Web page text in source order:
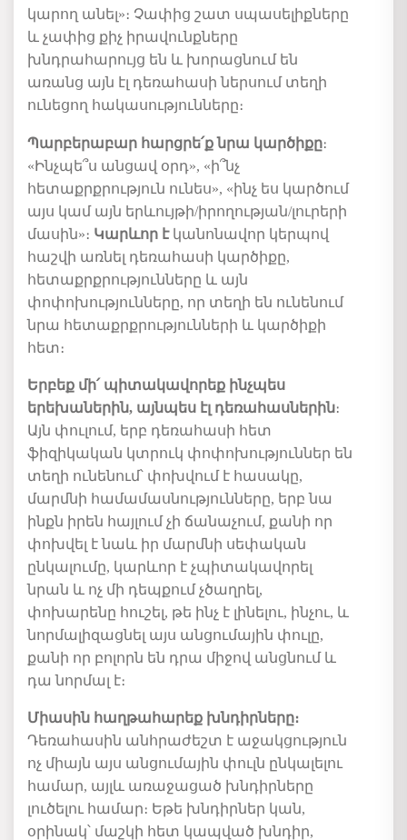
կարող անել»։ Չափից շատ սպասելիքները
և չափից քիչ իրավունքները
խնդրահարույց են և խորացնում են
առանց այն էլ դեռահասի ներսում տեղի
ունեցող հակասությունները։
Պարբերաբար հարցրե՛ք նրա կարծիքը։
«Ինչպե՞ս անցավ օրդ», « ի՞նչ
հետաքրքրություն ունես», «ինչ ես կարծում
այս կամ այն երևույթի/իրողության/լուրերի
մասին»։ Կարևոր է կանոնավոր կերպով
հաշվի առնել դեռահասի կարծիքը,
հետաքրքրությունները և այն
փոփոխությունները, որ տեղի են ունենում
նրա հետաքրքրությունների և կարծիքի
հետ։
Երբեք մի՛ պիտակավորեք ինչպես
երեխաներին, այնպես էլ դեռահասներին։
Այն փուլում, երբ դեռահասի հետ
ֆիզիկական կտրուկ փոփոխություններ են
տեղի ունենում՝ փոխվում է հասակը,
մարմնի համամասնությունները, երբ նա
ինքն իրեն հայլում չի ճանաչում, քանի որ
փոխվել է նաև իր մարմնի սեփական
ընկալումը, կարևոր է չպիտակավորել
նրան և ոչ մի դեպքում չծաղրել,
փոխարենը հուշել, թե ինչ է լինելու, ինչու, և
նորմալիզացնել այս անցումային փուլը,
քանի որ բոլորն են դրա միջով անցնում և
դա նորմալ է։
Միասին հաղթահարեք խնդիրները։
Դեռահասին անհրաժեշտ է աջակցություն
ոչ միայն այս անցումային փուլն ընկալելու
համար, այլև առաջացած խնդիրները
լուծելու համար։ Եթե խնդիրներ կան,
օրինակ՝ մաշկի հետ կապված խնդիր,